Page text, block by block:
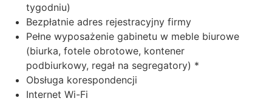
tygodniu)
Bezpłatnie adres rejestracyjny firmy
Pełne wyposażenie gabinetu w meble biurowe
(biurka, fotele obrotowe, kontener
podbiurkowy, regał na segregatory) *
Obsługa korespondencji
Internet Wi-Fi